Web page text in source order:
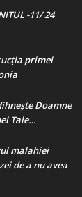
-11/ 24
primei
Doamne
Tale…
malahiei
de a nu avea